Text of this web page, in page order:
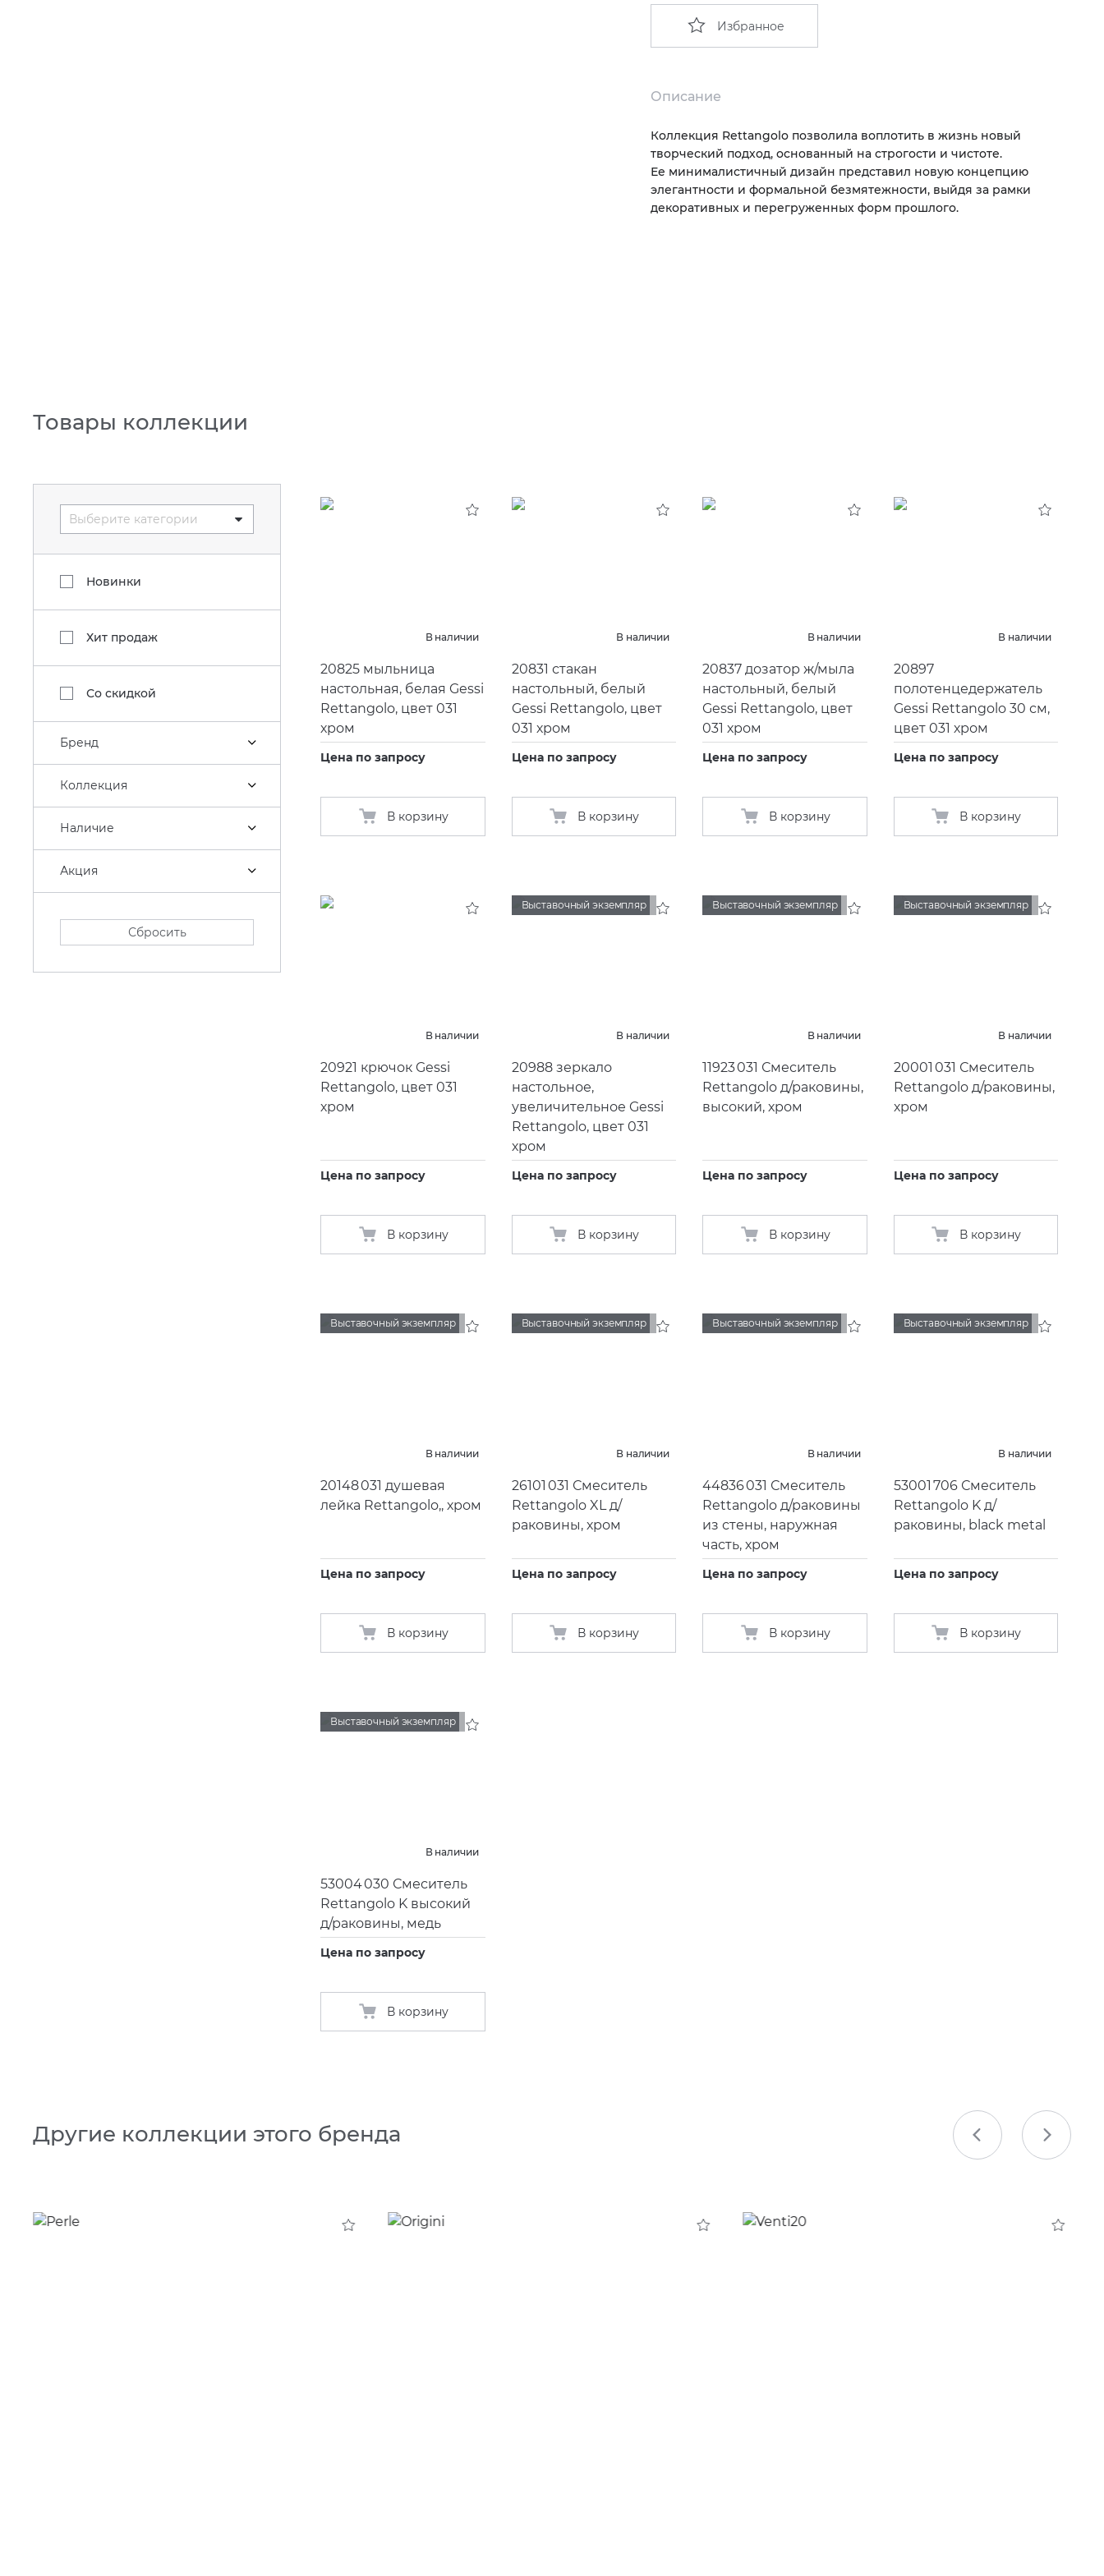
Избранное
Описание
Коллекция Rettangolo позволила воплотить в жизнь новый
творческий подход, основанный на строгости и чистоте.
Ее минималистичный дизайн представил новую концепцию
элегантности и формальной безмятежности, выйдя за рамки
декоративных и перегруженных форм прошлого.
Товары коллекции
Выберите категории
Новинки
Хит продаж
Со скидкой
Бренд
Коллекция
Наличие
Акция
Сбросить
В наличии
20825 мыльница
настольная, белая Gessi
Rettangolo, цвет 031
хром
Цена по запросу
В корзину
В наличии
20831 стакан
настольный, белый
Gessi Rettangolo, цвет
031 хром
Цена по запросу
В корзину
В наличии
20837 дозатор ж/мыла
настольный, белый
Gessi Rettangolo, цвет
031 хром
Цена по запросу
В корзину
В наличии
20897
полотенцедержатель
Gessi Rettangolo 30 см,
цвет 031 хром
Цена по запросу
В корзину
В наличии
20921 крючок Gessi
Rettangolo, цвет 031
хром
Цена по запросу
В корзину
Выставочный экземпляр
В наличии
20988 зеркало
настольное,
увеличительное Gessi
Rettangolo, цвет 031
хром
Цена по запросу
В корзину
Выставочный экземпляр
В наличии
11923 031 Смеситель
Rettangolo д/раковины,
высокий, хром
Цена по запросу
В корзину
Выставочный экземпляр
В наличии
20001 031 Смеситель
Rettangolo д/раковины,
хром
Цена по запросу
В корзину
Выставочный экземпляр
В наличии
20148 031 душевая
лейка Rettangolo,, хром
Цена по запросу
В корзину
Выставочный экземпляр
В наличии
26101 031 Смеситель
Rettangolo XL д/
раковины, хром
Цена по запросу
В корзину
Выставочный экземпляр
В наличии
44836 031 Смеситель
Rettangolo д/раковины
из стены, наружная
часть, хром
Цена по запросу
В корзину
Выставочный экземпляр
В наличии
53001 706 Смеситель
Rettangolo K д/
раковины, black metal
Цена по запросу
В корзину
Выставочный экземпляр
В наличии
53004 030 Смеситель
Rettangolo K высокий
д/раковины, медь
Цена по запросу
В корзину
Другие коллекции этого бренда